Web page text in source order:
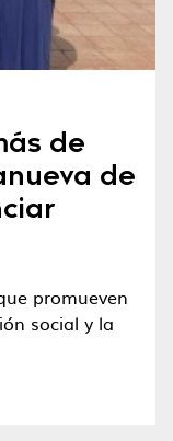
de
de
promueven
social y la